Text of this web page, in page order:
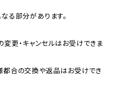
る部分があります。
変更・キャンセルはお受けできま
都合の交換や返品はお受けでき